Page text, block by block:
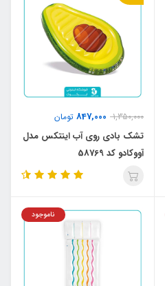
1,350,000
847,000 تومان
تشک بادی روی آب اینتکس مدل
آووکادو کد 58769
ناموجود